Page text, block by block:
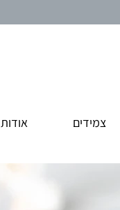
צמידים אודות